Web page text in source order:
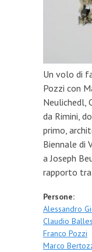
Un volo di
Pozzi con
Neulichedl,
da Rimini,
primo,
Biennale di
a Joseph
rapporto
Persone:
Alessandro
Claudio
Franco Pozzi
Marco